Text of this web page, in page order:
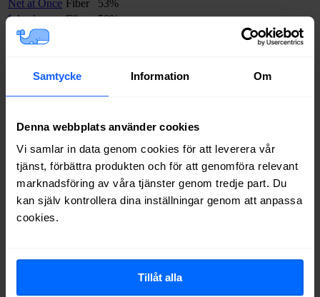
Samtycke Information Om
Denna webbplats använder cookies
Vi samlar in data genom cookies för att leverera vår
tjänst, förbättra produkten och för att genomföra relevant
marknadsföring av våra tjänster genom tredje part. Du
kan själv kontrollera dina inställningar genom att anpassa
cookies.
Tillåt alla
Net at Once Fiber
53%
Inleed
Fiber
50%
Telia
Ownit
Fiber
Boxer
Fiber
43%
Trygg Surf
Fiber
22%
Comviq
Fiber
20%
Tele2
Fiber
19%
Internetport
Om du vill se exakt vilka internetleverantörer som erbjuder
bredband på din adress i